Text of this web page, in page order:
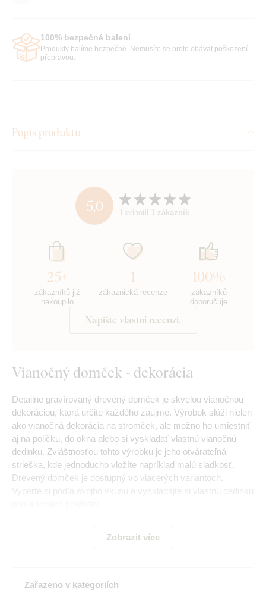
100% bezpečné balení
Produkty balíme bezpečně. Nemusíte se proto obávat poškození
přepravou.
Popis produktu
5,0 Hodnotil 1 zákazník
25+
zákazníků již
nakoupilo
1
zákaznická recenze
100%
zákazníků
doporučuje
Napište vlastní recenzi.
Vianočný domček - dekorácia
Detailne gravírovaný drevený domček je skvelou vianočnou
dekoráciou, ktorá určite každého zaujme. Výrobok slúži nielen
ako vianočná dekorácia na stromček, ale možno ho umiestniť
aj na poličku, do okna alebo si vyskladať vlastnú vianočnú
dedinku. Zvláštnosťou tohto výrobku je jeho otvárateľná
strieška, kde jednoducho vložíte napríklad malú sladkosť.
Drevený domček je dostupný vo viacerých variantoch.
Zobrazit více
Zařazeno v kategoriích